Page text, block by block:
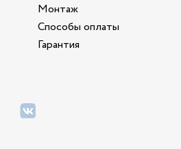
Монтаж
Способы оплаты
Гарантия